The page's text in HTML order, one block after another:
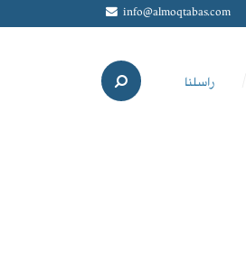
info@almoqtabas.com
راسلنا